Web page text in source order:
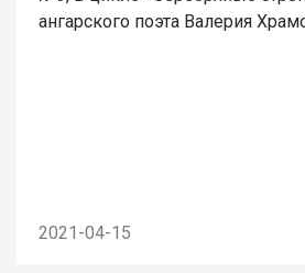
ангарского поэта Валерия
2021-04-15